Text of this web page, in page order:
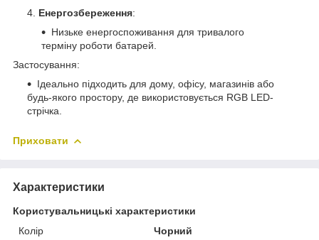
Енергозбереження:
Низьке енергоспоживання для тривалого
терміну роботи батарей.
Застосування:
Ідеально підходить для дому, офісу, магазинів або
будь-якого простору, де використовується RGB LED-
стрічка.
Приховати
Характеристики
Користувальницькі характеристики
Колір
Чорний